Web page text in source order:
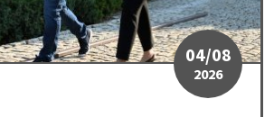
04/08
2026